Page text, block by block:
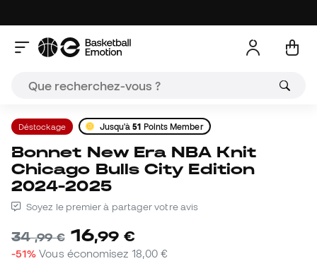
Déstockage Jusqu'à51 Points Member
Bonnet New Era NBA Knit
Chicago Bulls City Edition
2024-2025
Soyez le premier à partager votre avis
34,99 € 16,99 €
-51% Vous économisez 18,00 €